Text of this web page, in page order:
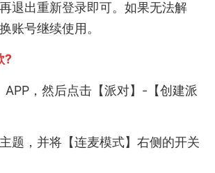
退出重新登录即可。如果无法解
账号继续使用。
?
APP，然后点击【派对】-【创建派
题，并将【连麦模式】右侧的开关